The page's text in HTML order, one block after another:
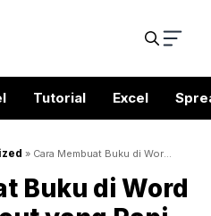
Tutorial Excel
» Cara Membuat Buku di Word
Buku di Word